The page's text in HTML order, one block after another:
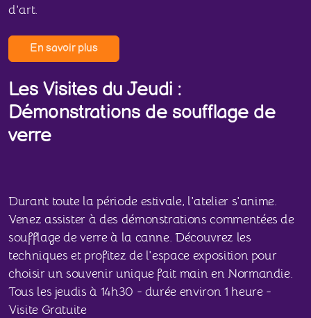
d'art.
En savoir plus
Les Visites du Jeudi :
Démonstrations de soufflage de
verre
Durant toute la période estivale, l'atelier s'anime.
Venez assister à des démonstrations commentées de
soufflage de verre à la canne. Découvrez les
techniques et profitez de l'espace exposition pour
choisir un souvenir unique fait main en Normandie.
Tous les jeudis à 14h30 - durée environ 1 heure -
Visite Gratuite